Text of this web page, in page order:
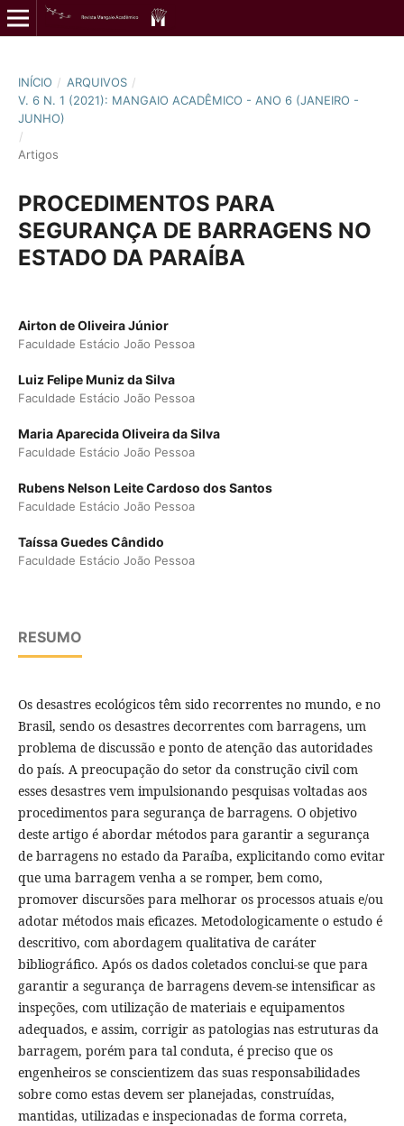
INÍCIO / ARQUIVOS /
V. 6 N. 1 (2021): MANGAIO ACADÊMICO - ANO 6 (JANEIRO -
JUNHO)
/
Artigos
PROCEDIMENTOS PARA
SEGURANÇA DE BARRAGENS NO
ESTADO DA PARAÍBA
Airton de Oliveira Júnior
Faculdade Estácio João Pessoa
Luiz Felipe Muniz da Silva
Faculdade Estácio João Pessoa
Maria Aparecida Oliveira da Silva
Faculdade Estácio João Pessoa
Rubens Nelson Leite Cardoso dos Santos
Faculdade Estácio João Pessoa
Taíssa Guedes Cândido
Faculdade Estácio João Pessoa
RESUMO
Os desastres ecológicos têm sido recorrentes no mundo, e no
Brasil, sendo os desastres decorrentes com barragens, um
problema de discussão e ponto de atenção das autoridades
do país. A preocupação do setor da construção civil com
esses desastres vem impulsionando pesquisas voltadas aos
procedimentos para segurança de barragens. O objetivo
deste artigo é abordar métodos para garantir a segurança
de barragens no estado da Paraíba, explicitando como evitar
que uma barragem venha a se romper, bem como,
promover discursões para melhorar os processos atuais e/ou
adotar métodos mais eficazes. Metodologicamente o estudo é
descritivo, com abordagem qualitativa de caráter
bibliográfico. Após os dados coletados conclui-se que para
garantir a segurança de barragens devem-se intensificar as
inspeções, com utilização de materiais e equipamentos
adequados, e assim, corrigir as patologias nas estruturas da
barragem, porém para tal conduta, é preciso que os
engenheiros se conscientizem das suas responsabilidades
sobre como estas devem ser planejadas, construídas,
mantidas, utilizadas e inspecionadas de forma correta,